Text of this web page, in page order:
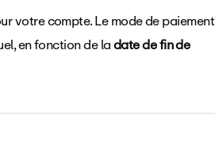
votre compte. Le mode de paiement
en fonction de ladate de fin de